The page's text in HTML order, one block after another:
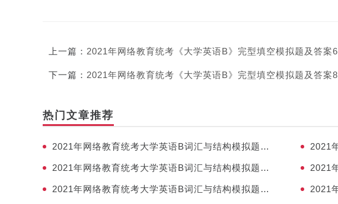
上一篇： 2021年网络教育统考《大学英语B》完型填空模拟题及答案6
下一篇： 2021年网络教育统考《大学英语B》完型填空模拟题及答案8
热门文章推荐
2021年网络教育统考大学英语B词汇与结构模拟题及答案5
2021年网络教育统考大学英语B词汇与结构模拟题及答案3
2021年网络教育统考大学英语B词汇与结构模拟题及答案1